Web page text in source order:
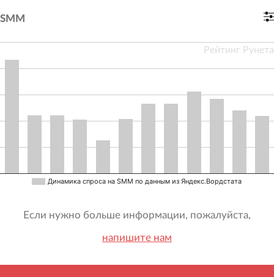
SMM
Динамика спроса на SMM по данным из Яндекс.Вордстата
Рейтинг Рунета
Если нужно больше информации, пожалуйста,
напишите нам